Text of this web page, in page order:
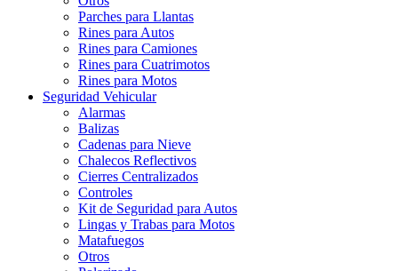
Parches para Llantas
Rines para Autos
Rines para Camiones
Rines para Cuatrimotos
Rines para Motos
Seguridad Vehicular
Alarmas
Balizas
Cadenas para Nieve
Chalecos Reflectivos
Cierres Centralizados
Controles
Kit de Seguridad para Autos
Lingas y Trabas para Motos
Matafuegos
Otros